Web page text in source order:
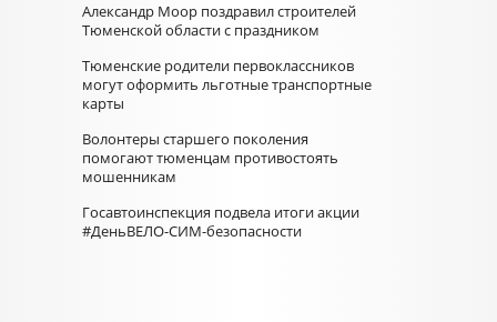
Александр Моор поздравил строителей
Тюменской области с праздником
Тюменские родители первоклассников
могут оформить льготные транспортные
карты
Волонтеры старшего поколения
помогают тюменцам противостоять
мошенникам
Госавтоинспекция подвела итоги акции
#ДеньВЕЛО-СИМ-безопасности